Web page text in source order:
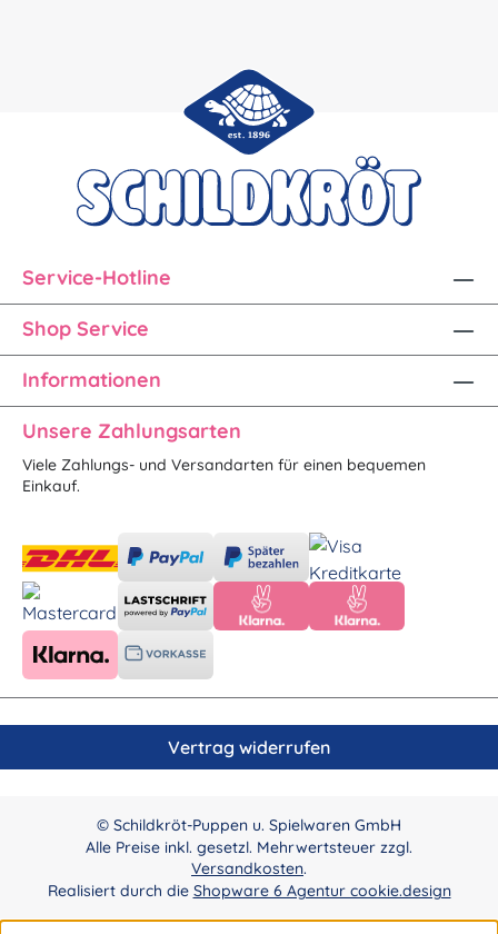
Service-Hotline
Shop Service
Informationen
Unsere Zahlungsarten
Viele Zahlungs- und Versandarten für einen bequemen
Einkauf.
Vertrag widerrufen
© Schildkröt-Puppen u. Spielwaren GmbH
Alle Preise inkl. gesetzl. Mehrwertsteuer zzgl.
Versandkosten.
Realisiert durch die Shopware 6 Agentur cookie.design